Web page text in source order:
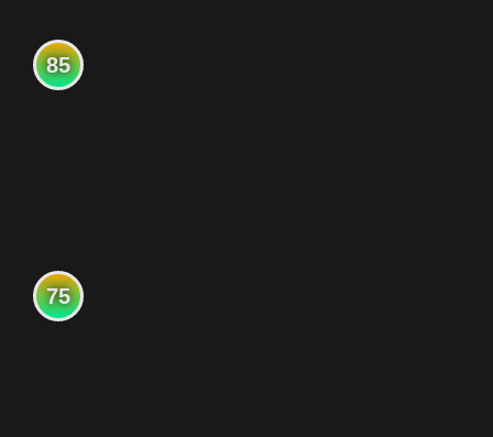
85
75